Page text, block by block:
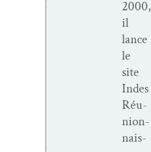
2000,
il
lance
le
site
Indes
Réu­
nion­
nais­